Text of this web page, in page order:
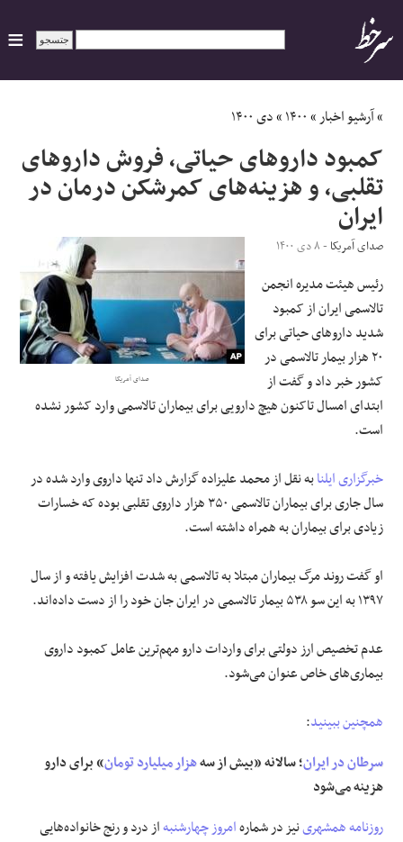
ایران
سیاسی
اقتصاد
ورزشی
جهان
اجتماعی
حوادث
فرهنگی و هنری
مقالات
»آرشیو اخبار»۱۴۰۰»دی ۱۴۰۰
کمبود داروهای حیاتی، فروش داروهای
تقلبی، و هزینه‌های کمرشکن درمان در
ایران
صدای آمریکا
صدای آمریکا - ۸ دی ۱۴۰۰
رئیس هیئت‌ مدیره انجمن
تالاسمی ایران از کمبود
شدید داروهای حیاتی برای
۲۰ هزار بیمار تالاسمی در
کشور خبر داد و گفت از
ابتدای امسال تاکنون هیچ دارویی برای بیماران تالاسمی وارد کشور نشده
است.
خبرگزاری ایلنابه نقل از محمد علیزاده گزارش داد تنها داروی وارد شده در
سال جاری برای بیماران تالاسمی ۳۵۰ هزار داروی تقلبی بوده که خسارات
زیادی برای بیماران به همراه داشته است.
او گفت روند مرگ بیماران مبتلا به تالاسمی به شدت افزایش یافته و از سال
۱۳۹۷ به این سو ۵۳۸ بیمار تالاسمی در ایران جان خود را از دست داده‌اند.
عدم تخصیص ارز دولتی برای واردات دارو مهم‌ترین عامل کمبود داروی
بیماری‌های خاص عنوان می‌شود.
همچنین ببینید:
سرطان در ایران؛ سالانه «بیش از سههزار میلیارد تومان» برای دارو
هزینه می‌شود
روزنامه همشهرینیز در شمارهامروز چهارشنبهاز درد و رنج خانواده‌هایی